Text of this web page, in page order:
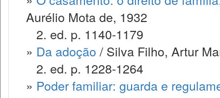
Aurélio Mota de, 1932
2. ed. p. 1140-1179
» Da adoção / Silva Filho, Artur
2. ed. p. 1228-1264
» Poder familiar: guarda e